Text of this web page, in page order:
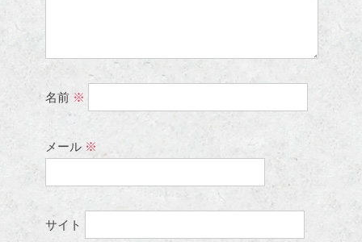
名前 ※
メール ※
サイト